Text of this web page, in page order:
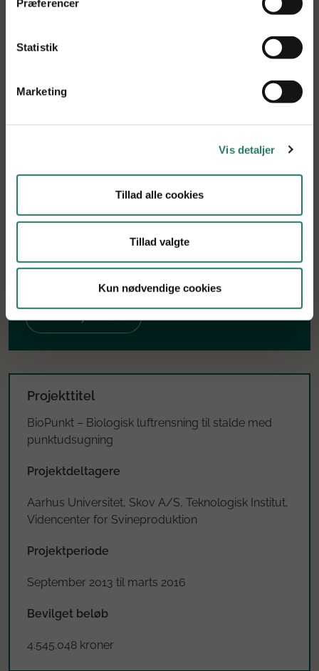
Præferencer
Statistik
Marketing
Vis detaljer
Tillad alle cookies
Tillad valgte
Kun nødvendige cookies
Få vores projektnyheder i din indbakke
Tilmeld dig vores nyhedsbrev, og få de seneste
Tilmeld nyhedsbrev
Projekttitel
BioPunkt – Biologisk luftrensning til stalde med
punktudsugning
Projektdeltagere
Aarhus Universitet, Skov A/S, Teknologisk Institut,
Videncenter for Svineproduktion
Projektperiode
September 2013 til marts 2016
Bevilget beløb
4.545.048 kroner